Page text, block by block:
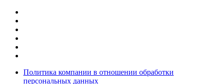
Политика компании в отношении обработки
персональных данных